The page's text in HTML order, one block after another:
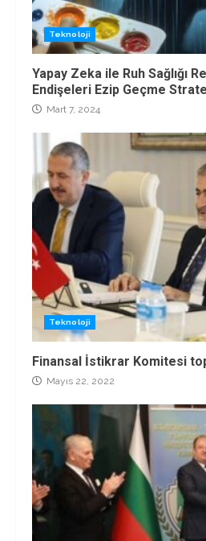
Teknoloji
Yapay Zeka ile Ruh Sağlığı
Endişeleri Ezip Geçme
Mart 7, 2024
Teknoloji
Finansal İstikrar Komitesi
Mayıs 22, 2022